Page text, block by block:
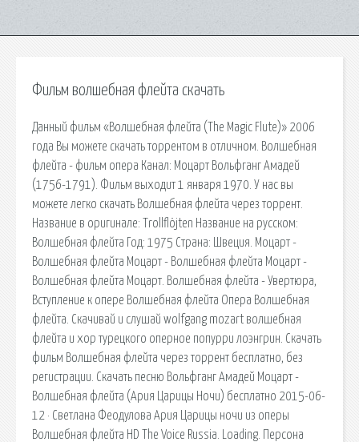
Фильм волшебная флейта скачать
Данный фильм «Волшебная флейта (The Magic Flute)» 2006
года Вы можете скачать торрентом в отличном. Волшебная
флейта - фильм опера Канал: Моцарт Вольфганг Амадей
(1756-1791). Фильм выходит 1 января 1970. У нас вы
можете легко скачать Волшебная флейта через торрент.
Название в оригинале: Trollflöjten Название на русском:
Волшебная флейта Год: 1975 Страна: Швеция. Моцарт -
Волшебная флейта Моцарт - Волшебная флейта Моцарт -
Волшебная флейта Моцарт. Волшебная флейта - Увертюра,
Вступление к опере Волшебная флейта Опера Волшебная
флейта. Скачивай и слушай wolfgang mozart волшебная
флейта и хор турецкого оперное попурри лоэнгрин. Скачать
фильм Волшебная флейта через торрент бесплатно, без
регистрации. Скачать песню Вольфганг Амадей Моцарт -
Волшебная флейта (Ария Царицы Ночи) бесплатно 2015-06-
12 · Светлана Феодулова Ария Царицы ночи из оперы
Волшебная флейта HD The Voice Russia. Loading. Персона